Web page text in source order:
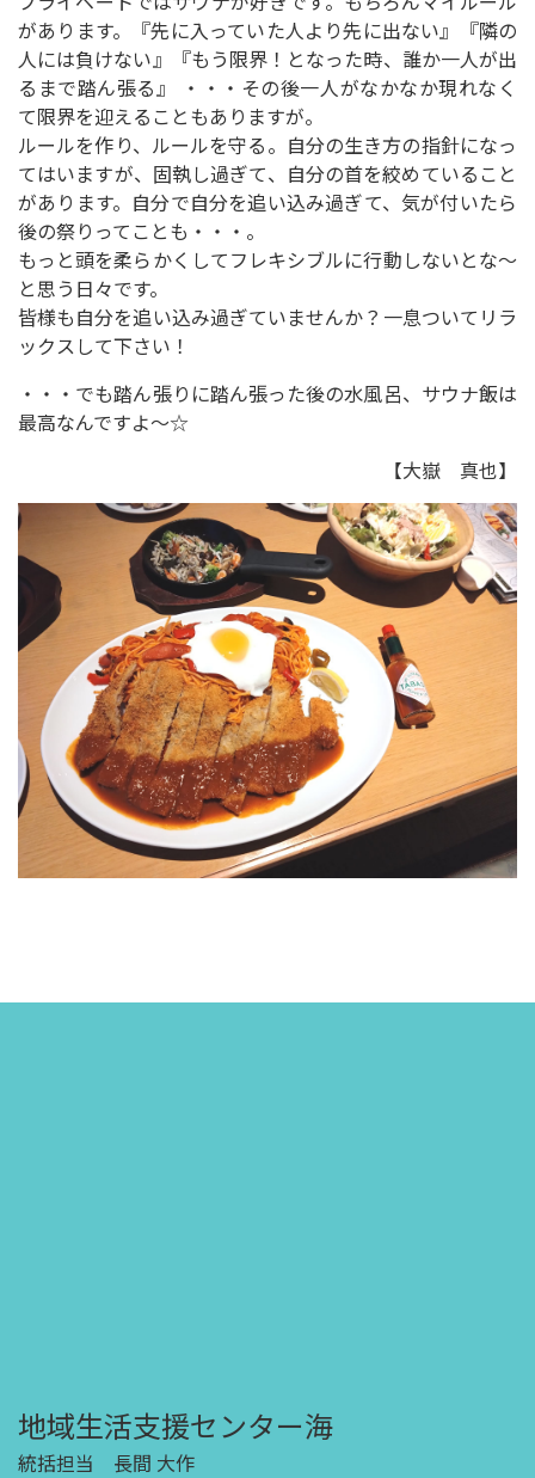
があります。『先に入っていた人より先に出ない』『隣の
人には負けない』『もう限界！となった時、誰か一人が出
るまで踏ん張る』 ・・・その後一人がなかなか現れなく
て限界を迎えることもありますが。
ルールを作り、ルールを守る。自分の生き方の指針になっ
てはいますが、固執し過ぎて、自分の首を絞めていること
があります。自分で自分を追い込み過ぎて、気が付いたら
後の祭りってことも・・・。
もっと頭を柔らかくしてフレキシブルに行動しないとな～
と思う日々です。
皆様も自分を追い込み過ぎていませんか？一息ついてリラ
ックスして下さい！
・・・でも踏ん張りに踏ん張った後の水風呂、サウナ飯は
最高なんですよ～☆
【大嶽 真也】
地域生活支援センター海
統括担当 長間 大作